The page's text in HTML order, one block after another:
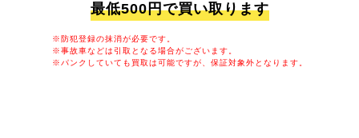
最低500円で買い取ります
※防犯登録の抹消が必要です。
※事故車などは引取となる場合がございます。
※パンクしていても買取は可能ですが、保証対象外となります。